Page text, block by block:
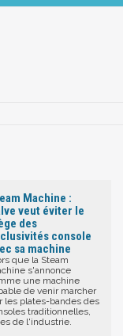
Machine :
veut éviter le
des
console
sa machine
que la Steam
s'annonce
une machine
de venir marcher
les plates-bandes des
traditionnelles,
de l'industrie.